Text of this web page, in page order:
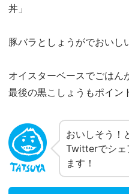
丼」
豚バラとしょうがでおいし
オイスターベースでごはん
最後の黒こしょうもポイン
おいしそう！
Twitterでシェ
ます！